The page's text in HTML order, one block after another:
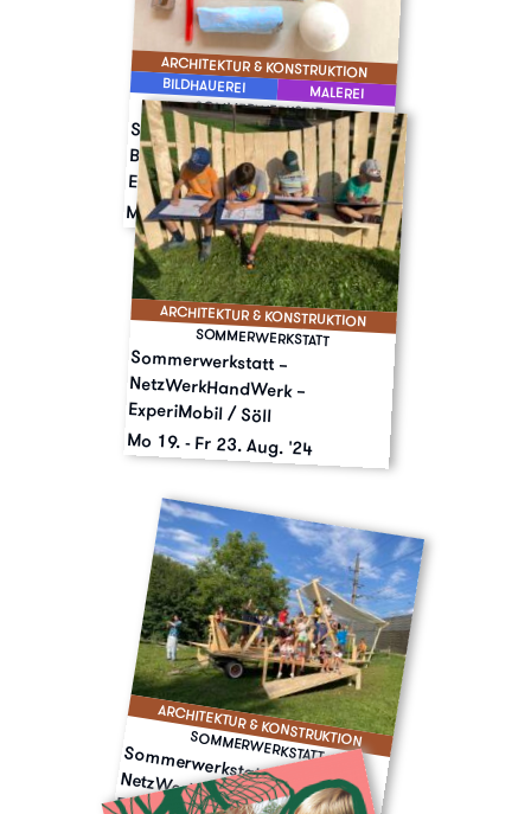
ARCHITEKTUR & KONSTRUKTION
BILDHAUEREI MALEREI
SOMMERWERKSTATT
Sommerwerkstatt –
BauKunstWerkstatt –
Experimentelles Baulabor I
Mo 7.-Fr 11. Juli '25
ARCHITEKTUR & KONSTRUKTION
SOMMERWERKSTATT
Sommerwerkstatt –
NetzWerkHandWerk –
ExperiMobil / Söll
Mo 19.- Fr 23. Aug. '24
ARCHITEKTUR & KONSTRUKTION
SOMMERWERKSTATT
Som
m
erwerkstatt – NetzW
erkHandW